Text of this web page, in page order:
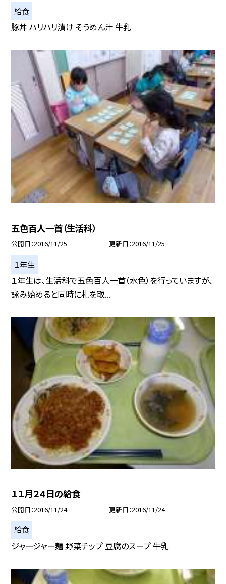
給食
豚丼 ハリハリ漬け そうめん汁 牛乳
五色百人一首（生活科）
公開日 2016/11/25 更新日 2016/11/25
１年生
１年生は、生活科で五色百人一首（水色）を行っていますが、
詠み始めると同時に札を取...
１１月２４日の給食
公開日 2016/11/24 更新日 2016/11/24
給食
ジャージャー麺 野菜チップ 豆腐のスープ 牛乳